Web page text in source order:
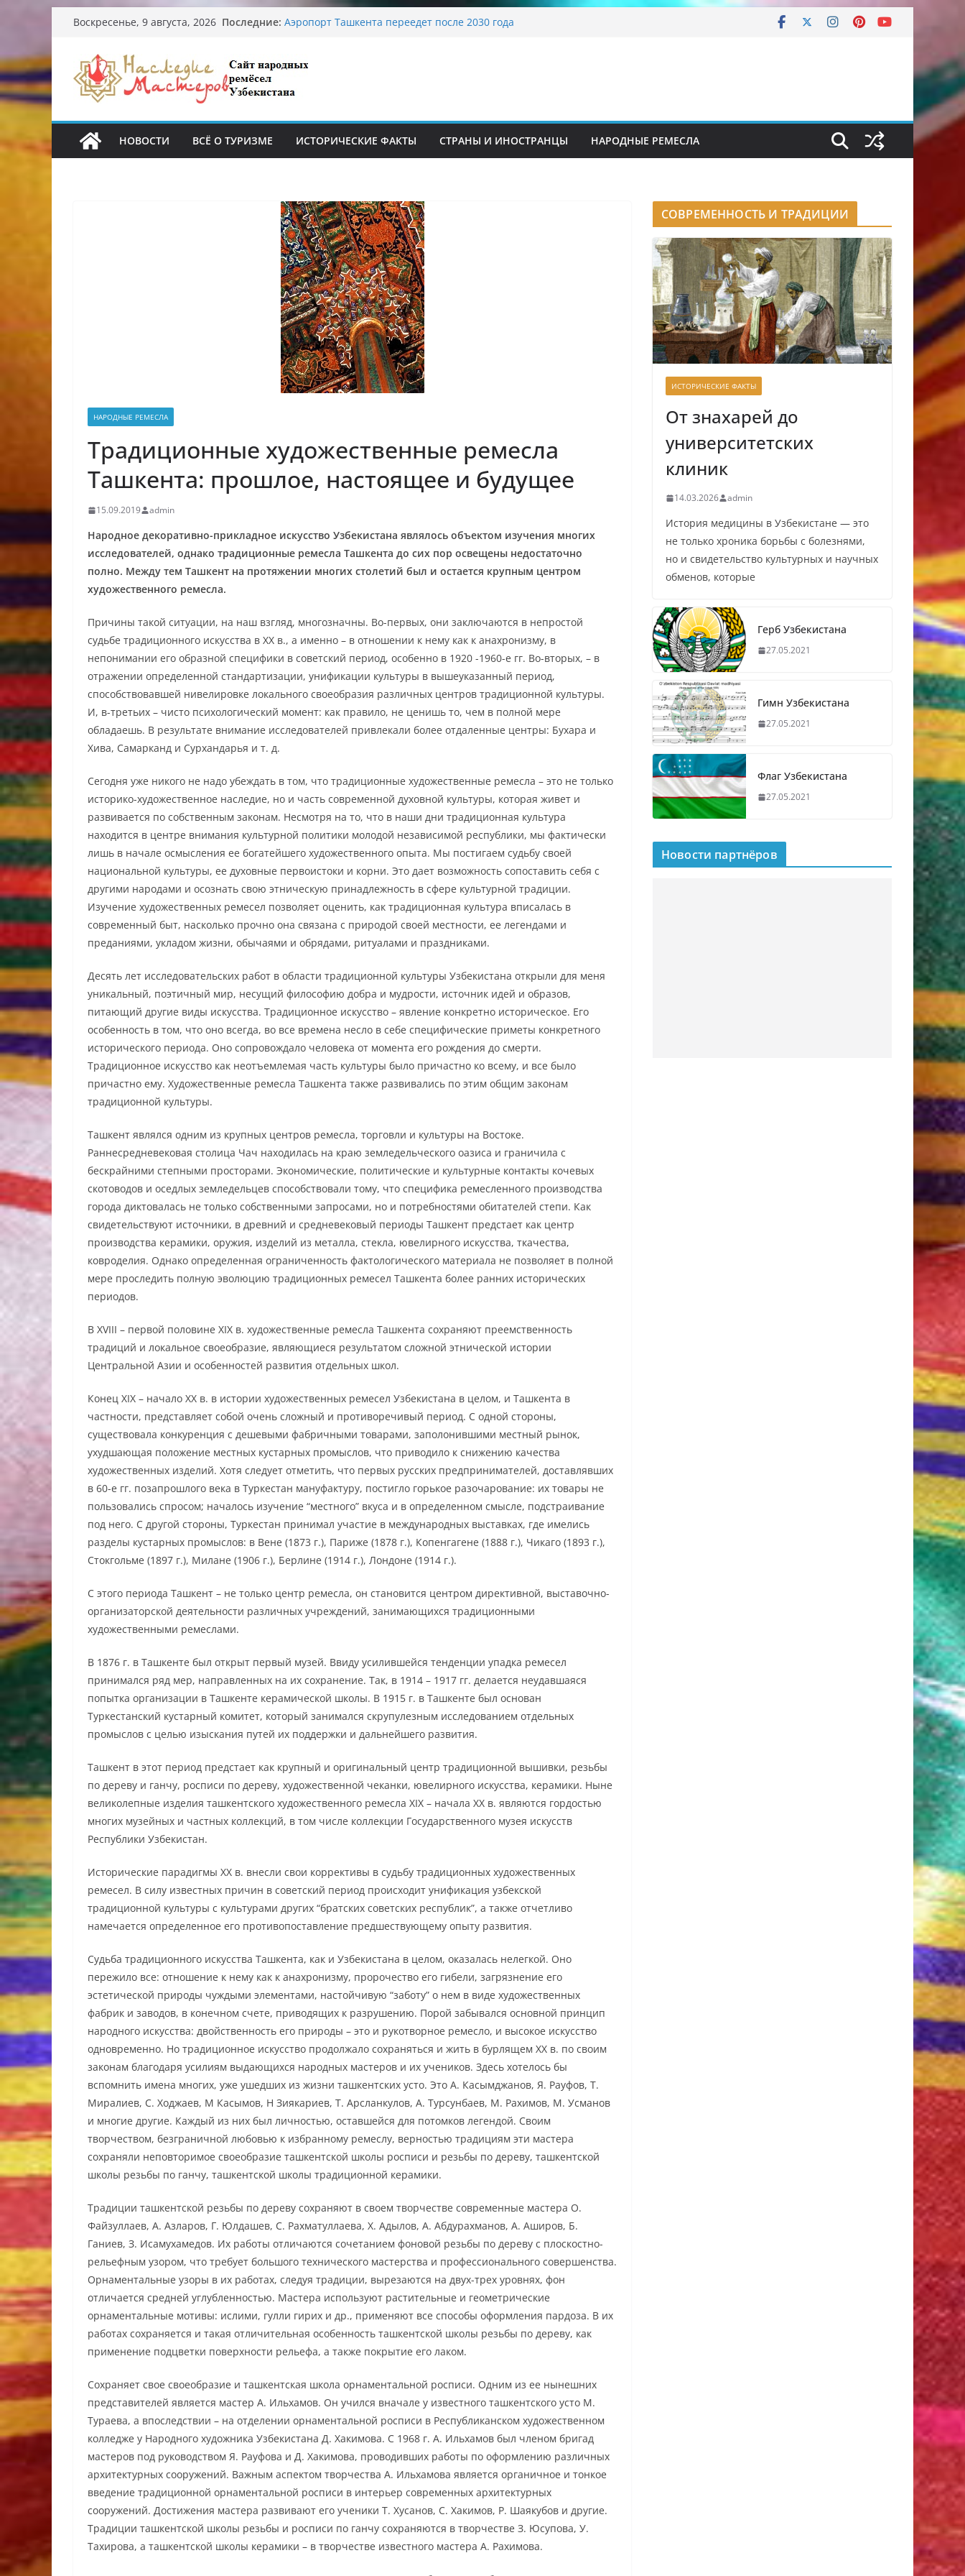
Перейти
содержимому
Воскресенье, 9 августа, 2026 Последние: Узбекские традиционные узоры: символика и
Опасная диета Алины Загитовой
Обрушение на одном из ключевых перекрёстков
НОВОСТИ ВСЁ О ТУРИЗМЕ ИСТОРИЧЕСКИЕ ФАКТЫ СТРАНЫ И ИНОСТРАНЦЫ НАРОДНЫЕ РЕМЕСЛА
НАРОДНЫЕ РЕМЕСЛА
Традиционные художественные ремесла
Ташкента: прошлое, настоящее и будущее
15.09.2019 admin
Народное декоративно-прикладное искусство Узбекистана являлось объектом изучения многих
исследователей, однако традиционные ремесла Ташкента до сих пор освещены недостаточно
полно. Между тем Ташкент на протяжении многих столетий был и остается крупным центром
художественного ремесла.
Причины такой ситуации, на наш взгляд, многозначны. Во-первых, они заключаются в непростой
судьбе традиционного искусства в ХХ в., а именно – в отношении к нему как к анахронизму, в
непонимании его образной специфики в советский период, особенно в 1920 -1960-е гг. Во-вторых, – в
отражении определенной стандартизации, унификации культуры в вышеуказанный период,
способствовавшей нивелировке локального своеобразия различных центров традиционной культуры.
И, в-третьих – чисто психологический момент: как правило, не ценишь то, чем в полной мере
обладаешь. В результате внимание исследователей привлекали более отдаленные центры: Бухара и
Хива, Самарканд и Сурхандарья и т. д.
Сегодня уже никого не надо убеждать в том, что традиционные художественные ремесла – это не только
историко-художественное наследие, но и часть современной духовной культуры, которая живет и
развивается по собственным законам. Несмотря на то, что в наши дни традиционная культура
находится в центре внимания культурной политики молодой независимой республики, мы фактически
лишь в начале осмысления ее богатейшего художественного опыта. Мы постигаем судьбу своей
национальной культуры, ее духовные первоистоки и корни. Это дает возможность сопоставить себя с
другими народами и осознать свою этническую принадлежность в сфере культурной традиции.
Изучение художественных ремесел позволяет оценить, как традиционная культура вписалась в
современный быт, насколько прочно она связана с природой своей местности, ее легендами и
преданиями, укладом жизни, обычаями и обрядами, ритуалами и праздниками.
Десять лет исследовательских работ в области традиционной культуры Узбекистана открыли для меня
уникальный, поэтичный мир, несущий философию добра и мудрости, источник идей и образов,
питающий другие виды искусства. Традиционное искусство – явление конкретно историческое. Его
особенность в том, что оно всегда, во все времена несло в себе специфические приметы конкретного
исторического периода. Оно сопровождало человека от момента его рождения до смерти.
Традиционное искусство как неотъемлемая часть культуры было причастно ко всему, и все было
причастно ему. Художественные ремесла Ташкента также развивались по этим общим законам
традиционной культуры.
Ташкент являлся одним из крупных центров ремесла, торговли и культуры на Востоке.
Раннесредневековая столица Чач находилась на краю земледельческого оазиса и граничила с
бескрайними степными просторами. Экономические, политические и культурные контакты кочевых
скотоводов и оседлых земледельцев способствовали тому, что специфика ремесленного производства
города диктовалась не только собственными запросами, но и потребностями обитателей степи. Как
свидетельствуют источники, в древний и средневековый периоды Ташкент предстает как центр
производства керамики, оружия, изделий из металла, стекла, ювелирного искусства, ткачества,
ковроделия. Однако определенная ограниченность фактологического материала не позволяет в полной
мере проследить полную эволюцию традиционных ремесел Ташкента более ранних исторических
периодов.
В ХVIII – первой половине ХIХ в. художественные ремесла Ташкента сохраняют преемственность
традиций и локальное своеобразие, являющиеся результатом сложной этнической истории
Центральной Азии и особенностей развития отдельных школ.
Конец ХIХ – начало ХХ в. в истории художественных ремесел Узбекистана в целом, и Ташкента в
частности, представляет собой очень сложный и противоречивый период. С одной стороны,
существовала конкуренция с дешевыми фабричными товарами, заполонившими местный рынок,
ухудшающая положение местных кустарных промыслов, что приводило к снижению качества
художественных изделий. Хотя следует отметить, что первых русских предпринимателей, доставлявших
в 60-е гг. позапрошлого века в Туркестан мануфактуру, постигло горькое разочарование: их товары не
пользовались спросом; началось изучение “местного” вкуса и в определенном смысле, подстраивание
под него. С другой стороны, Туркестан принимал участие в международных выставках, где имелись
разделы кустарных промыслов: в Вене (1873 г.), Париже (1878 г.), Копенгагене (1888 г.), Чикаго (1893 г.),
Стокгольме (1897 г.), Милане (1906 г.), Берлине (1914 г.), Лондоне (1914 г.).
С этого периода Ташкент – не только центр ремесла, он становится центром директивной, выставочно-
организаторской деятельности различных учреждений, занимающихся традиционными
художественными ремеслами.
В 1876 г. в Ташкенте был открыт первый музей. Ввиду усилившейся тенденции упадка ремесел
принимался ряд мер, направленных на их сохранение. Так, в 1914 – 1917 гг. делается неудавшаяся
попытка организации в Ташкенте керамической школы. В 1915 г. в Ташкенте был основан
Туркестанский кустарный комитет, который занимался скрупулезным исследованием отдельных
промыслов с целью изыскания путей их поддержки и дальнейшего развития.
Ташкент в этот период предстает как крупный и оригинальный центр традиционной вышивки, резьбы
по дереву и ганчу, росписи по дереву, художественной чеканки, ювелирного искусства, керамики. Ныне
великолепные изделия ташкентского художественного ремесла ХIХ – начала ХХ в. являются гордостью
многих музейных и частных коллекций, в том числе коллекции Государственного музея искусств
Республики Узбекистан.
Исторические парадигмы ХХ в. внесли свои коррективы в судьбу традиционных художественных
ремесел. В силу известных причин в советский период происходит унификация узбекской
традиционной культуры с культурами других “братских советских республик”, а также отчетливо
намечается определенное его противопоставление предшествующему опыту развития.
Судьба традиционного искусства Ташкента, как и Узбекистана в целом, оказалась нелегкой. Оно
пережило все: отношение к нему как к анахронизму, пророчество его гибели, загрязнение его
эстетической природы чуждыми элементами, настойчивую “заботу” о нем в виде художественных
фабрик и заводов, в конечном счете, приводящих к разрушению. Порой забывался основной принцип
народного искусства: двойственность его природы – это и рукотворное ремесло, и высокое искусство
одновременно. Но традиционное искусство продолжало сохраняться и жить в бурлящем ХХ в. по своим
законам благодаря усилиям выдающихся народных мастеров и их учеников. Здесь хотелось бы
вспомнить имена многих, уже ушедших из жизни ташкентских усто. Это А. Касымджанов, Я. Рауфов, Т.
Миралиев, С. Ходжаев, М Касымов, Н Зиякариев, Т. Арсланкулов, А. Турсунбаев, М. Рахимов, М. Усманов
и многие другие. Каждый из них был личностью, оставшейся для потомков легендой. Своим
творчеством, безграничной любовью к избранному ремеслу, верностью традициям эти мастера
сохраняли неповторимое своеобразие ташкентской школы росписи и резьбы по дереву, ташкентской
школы резьбы по ганчу, ташкентской школы традиционной керамики.
Традиции ташкентской резьбы по дереву сохраняют в своем творчестве современные мастера О.
Файзуллаев, А. Азларов, Г. Юлдашев, С. Рахматуллаева, Х. Адылов, А. Абдурахманов, А. Аширов, Б.
Ганиев, З. Исамухамедов. Их работы отличаются сочетанием фоновой резьбы по дереву с плоскостно-
рельефным узором, что требует большого технического мастерства и профессионального совершенства.
Орнаментальные узоры в их работах, следуя традиции, вырезаются на двух-трех уровнях, фон
отличается средней углубленностью. Мастера используют растительные и геометрические
орнаментальные мотивы: ислими, гулли гирих и др., применяют все способы оформления пардоза. В их
работах сохраняется и такая отличительная особенность ташкентской школы резьбы по дереву, как
применение подцветки поверхности рельефа, а также покрытие его лаком.
Сохраняет свое своеобразие и ташкентская школа орнаментальной росписи. Одним из ее нынешних
представителей является мастер А. Ильхамов. Он учился вначале у известного ташкентского усто М.
Тураева, а впоследствии – на отделении орнаментальной росписи в Республиканском художественном
колледже у Народного художника Узбекистана Д. Хакимова. С 1968 г. А. Ильхамов был членом бригад
мастеров под руководством Я. Рауфова и Д. Хакимова, проводивших работы по оформлению различных
архитектурных сооружений. Важным аспектом творчества А. Ильхамова является органичное и тонкое
введение традиционной орнаментальной росписи в интерьер современных архитектурных
сооружений. Достижения мастера развивают его ученики Т. Хусанов, С. Хакимов, Р. Шаякубов и другие.
Традиции ташкентской школы резьбы и росписи по ганчу сохраняются в творчестве З. Юсупова, У.
Тахирова, а ташкентской школы керамики – в творчестве известного мастера А. Рахимова.
СОВРЕМЕННОСТЬ И ТРАДИЦИИ
ИСТОРИЧЕСКИЕ ФАКТЫ
От знахарей до
университетских
клиник
14.03.2026 admin
История медицины в Узбекистане — это
не только хроника борьбы с болезнями,
но и свидетельство культурных и научных
обменов, которые
Герб Узбекистана
27.05.2021
Гимн Узбекистана
27.05.2021
Флаг Узбекистана
27.05.2021
Новости партнёров